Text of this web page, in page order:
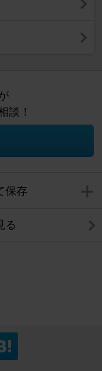
談！
保存
る